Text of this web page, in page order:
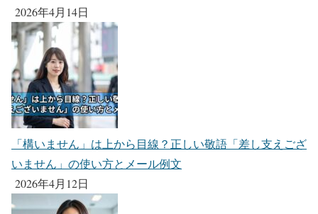
2026年4月14日
「構いません」は上から目線？正しい敬語「差し支えござ
いません」の使い方とメール例文
2026年4月12日